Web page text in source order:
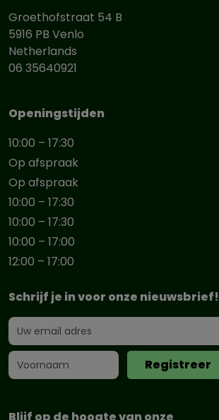
Groethofstraat 54 B
5916 PB Venlo
Netherlands
06 35640921
Openingstijden
10:00 – 17:30
Op afspraak
Op afspraak
10:00 – 17:30
10:00 – 17:30
10:00 – 17:00
12:00 – 17:00
Schrijf je in voor onze nieuwsbrief!